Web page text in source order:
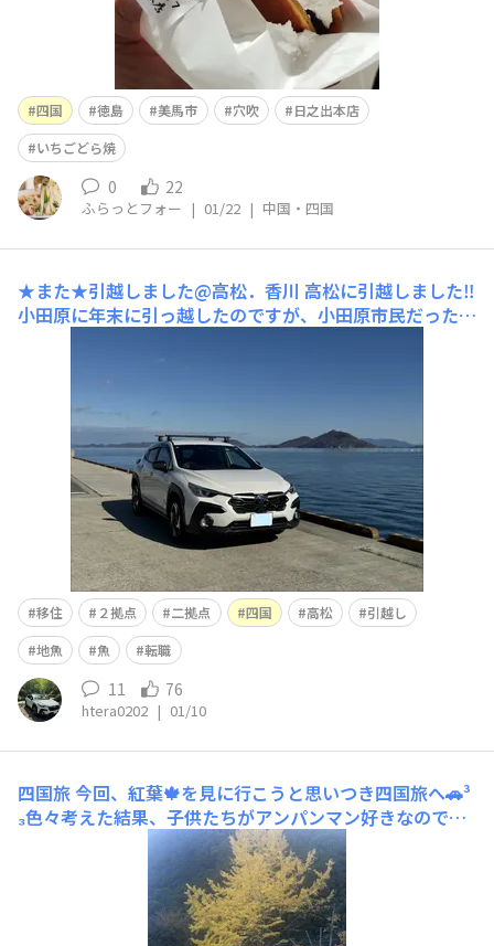
四国 徳島 美馬市 穴吹
日之出本店
いちごどら焼
0 22
ふらっとフォー | 01/22 | 中国・四国
★また★引越しました@高松．香川 高松に引越しました‼️
小田原に年末に引っ越したのですが、小田原市民だったの
笑振り回されるヨメは、怒りまくってましたが、２拠点生
移住 ２拠点 二拠点 四国 高松
引越し
地魚
魚 転職
11 76
htera0202 | 01/10
四国旅今回、紅葉🍁を見に行こうと思いつき四国旅へ🚗³
₃色々考えた結果、子供たちがアンパンマン好きなので高
知県にあるアンパンマンミュージアムへ😆😆四国ではア
ンパンマン列車が走っているということで、そちらも乗車
しようと考えてましたが、なにぶん急遽の思いつきだった
ので(しかも3連休前日)、何処も宿泊施設が空いて